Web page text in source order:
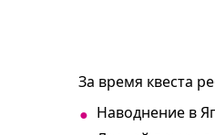
За время квеста
Наводнение в